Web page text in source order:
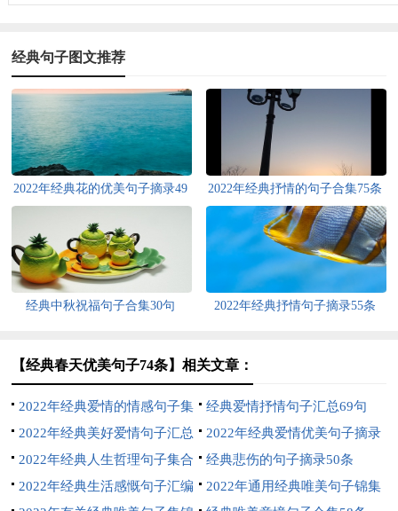
经典句子图文推荐
2022年经典花的优美句子摘录49
2022年经典抒情的句子合集75条
经典中秋祝福句子合集30句 2022年经典抒情句子摘录55条
【经典春天优美句子74条】相关文章：
2022年经典爱情的情感句子集
合86条
经典爱情抒情句子汇总69句
2022年经典美好爱情句子汇总
76句
2022年经典爱情优美句子摘录
56句
2022年经典人生哲理句子集合
56句
经典悲伤的句子摘录50条
2022年经典生活感慨句子汇编
2022年通用经典唯美句子锦集